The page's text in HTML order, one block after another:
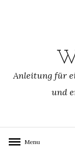
Anleitung für
und
Menu